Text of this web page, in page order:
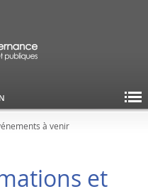
à venir
et